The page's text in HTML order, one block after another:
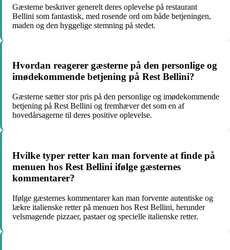
Gæsterne beskriver generelt deres oplevelse på restaurant
Bellini som fantastisk, med rosende ord om både betjeningen,
maden og den hyggelige stemning på stedet.
Hvordan reagerer gæsterne på den personlige og
imødekommende betjening på Rest Bellini?
Gæsterne sætter stor pris på den personlige og imødekommende
betjening på Rest Bellini og fremhæver det som en af
hovedårsagerne til deres positive oplevelse.
Hvilke typer retter kan man forvente at finde på
menuen hos Rest Bellini ifølge gæsternes
kommentarer?
Ifølge gæsternes kommentarer kan man forvente autentiske og
lækre italienske retter på menuen hos Rest Bellini, herunder
velsmagende pizzaer, pastaer og specielle italienske retter.